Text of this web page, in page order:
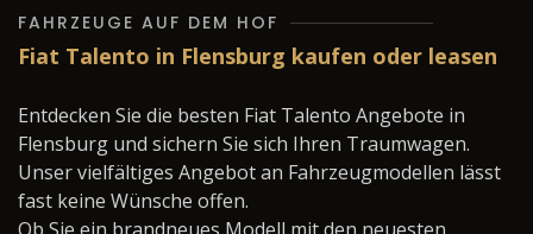
FAHRZEUGE AUF DEM HOF
Fiat Talento in Flensburg kaufen oder leasen
Entdecken Sie die besten Fiat Talento Angebote in
Flensburg und sichern Sie sich Ihren Traumwagen.
Unser vielfältiges Angebot an Fahrzeugmodellen lässt
fast keine Wünsche offen.